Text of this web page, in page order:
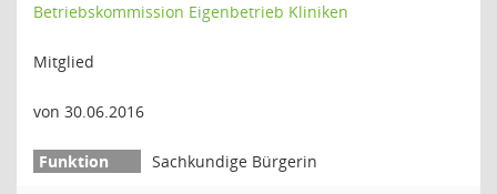
Betriebskommission Eigenbetrieb Kliniken
Mitglied
von 30.06.2016
Sachkundige Bürgerin